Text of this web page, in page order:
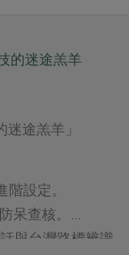
的迷途羔羊
途羔羊」
設定。
呆查核。
與台灣路標辨識。